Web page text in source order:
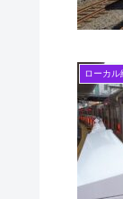
ローカル